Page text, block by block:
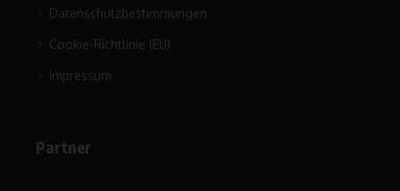
Datenschutzbestimmungen
Cookie-Richtlinie (EU)
Impressum
Partner